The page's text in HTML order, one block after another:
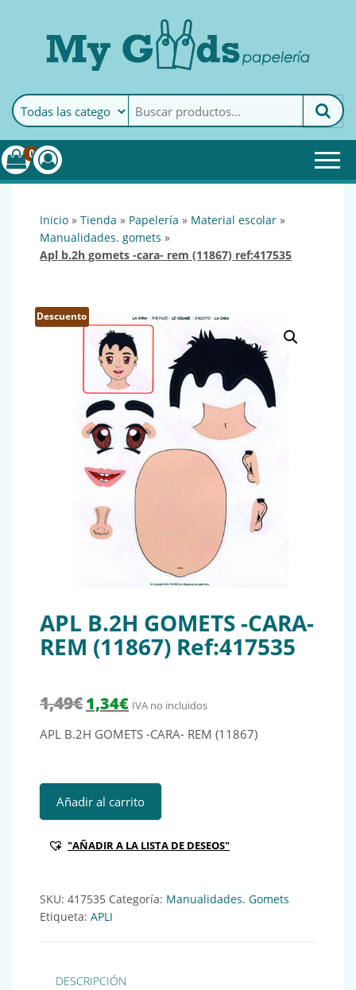
MyGoods · PapeleríaMy Goods es tu papelería
online de confianza. Podrás
encontrar todo lo necesario
0
inicio » tienda » papelería » material escolar »
manualidades. gomets »
apl b.2h gomets -cara- rem (11867) ref:417535
Descuento
APL B.2H GOMETS -CARA-
REM (11867) Ref:417535
1,49€ El precio original era: 1,49€.
1,34€El precio actual es: 1,34€.
IVA no incluidos
APL B.2H GOMETS -CARA- REM (11867)
APL B.2H GOMETS -CARA- REM (11867) Ref:417535
Añadir al carrito
"AÑADIR A LA LISTA DE DESEOS"
SKU: 417535 Categoría: Manualidades. Gomets
Etiqueta: APLI
DESCRIPCIÓN